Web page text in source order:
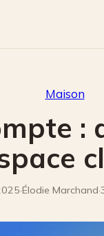
Maison
:
·Élodie Marchand·